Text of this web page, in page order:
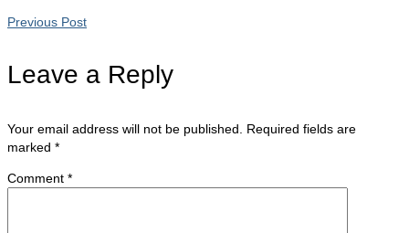
Previous Post
Leave a Reply
Your email address will not be published.
Required fields are
marked *
Comment *